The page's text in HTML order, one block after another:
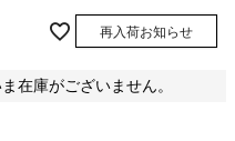
再入荷お知らせ
在庫がございません。